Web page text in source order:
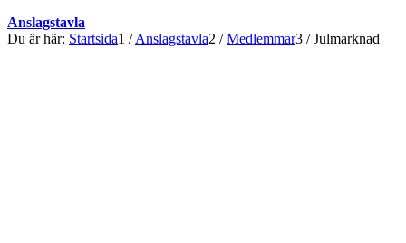
Anslagstavla
Du är här: Startsida1 / Anslagstavla2 / Medlemmar3 / Julmarknad